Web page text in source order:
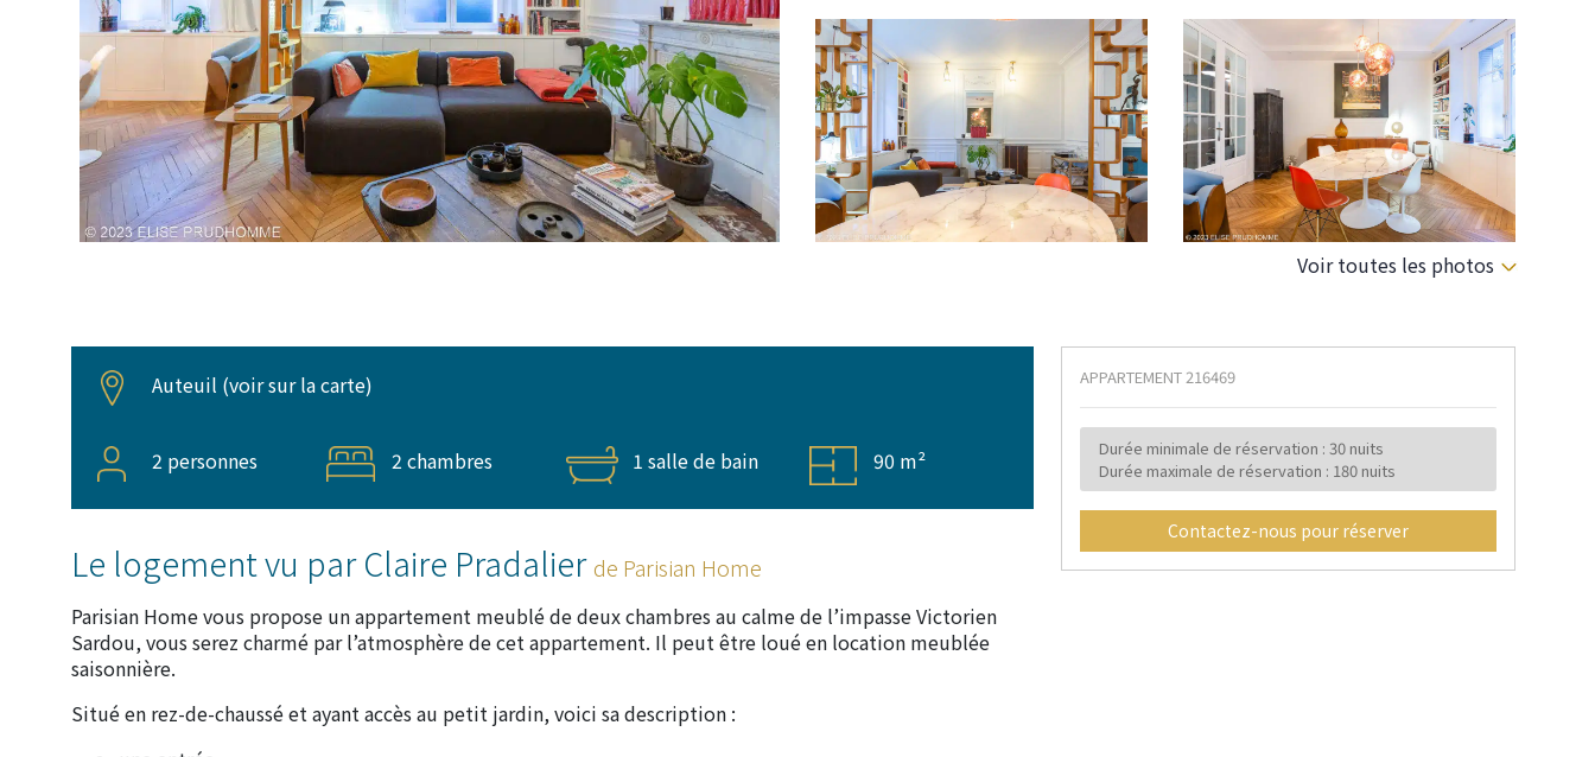
Voir toutes les photos
Auteuil (voir sur la carte)
2 personnes 2 chambres 1 salle de bain 90 m²
Le logement vu par Claire Pradalier de Parisian Home
Parisian Home vous propose un appartement meublé de deux chambres au calme de l’impasse Victorien
Sardou, vous serez charmé par l’atmosphère de cet appartement. Il peut être loué en location meublée
saisonnière.
Situé en rez-de-chaussé et ayant accès au petit jardin, voici sa description :
APPARTEMENT 216469
Durée minimale de réservation : 30 nuits
Durée maximale de réservation : 180 nuits
Contactez-nous pour réserver